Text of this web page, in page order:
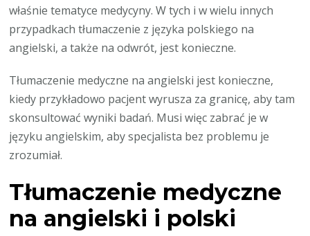
właśnie tematyce medycyny. W tych i w wielu innych
przypadkach tłumaczenie z języka polskiego na
angielski, a także na odwrót, jest konieczne.
Tłumaczenie medyczne na angielski jest konieczne,
kiedy przykładowo pacjent wyrusza za granicę, aby tam
skonsultować wyniki badań. Musi więc zabrać je w
języku angielskim, aby specjalista bez problemu je
zrozumiał.
Tłumaczenie medyczne
na angielski i polski